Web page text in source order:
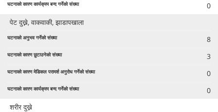
0
पेट दुख्ने, वाकवाकी, झाडापखाला
8
3
0
0
शरीर दुख्ने